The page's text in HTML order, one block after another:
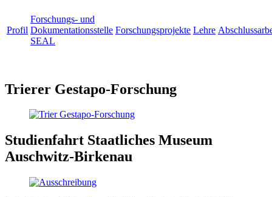
Profil
Forschungs- und
Dokumentationsstelle
SEAL
Forschungsprojekte Lehre
Trierer Gestapo-Forschung
Studienfahrt Staatliches Museum
Auschwitz-Birkenau